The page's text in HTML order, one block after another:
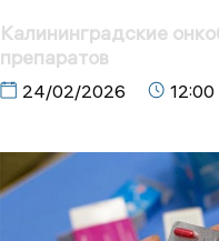
Калининградские
препаратов
24/02/2026 12:00